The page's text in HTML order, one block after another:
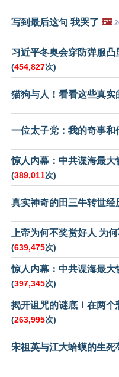
写到最后这句 我哭了 🖼️
习近平冬奥会穿防弹服
(454,827次)
猫狗与人！看看这些真实
一位太子党：我的奇事和
惊人内幕：中共谍海最大
(389,011次)
真实神奇的田三牛转世经
上帝为何不奖赏好人 为
(639,475次)
惊人内幕：中共谍海最大
(397,345次)
揭开诅咒的谜底！在两个
(263,995次)
宋祖英与江大蛤蟆的生死